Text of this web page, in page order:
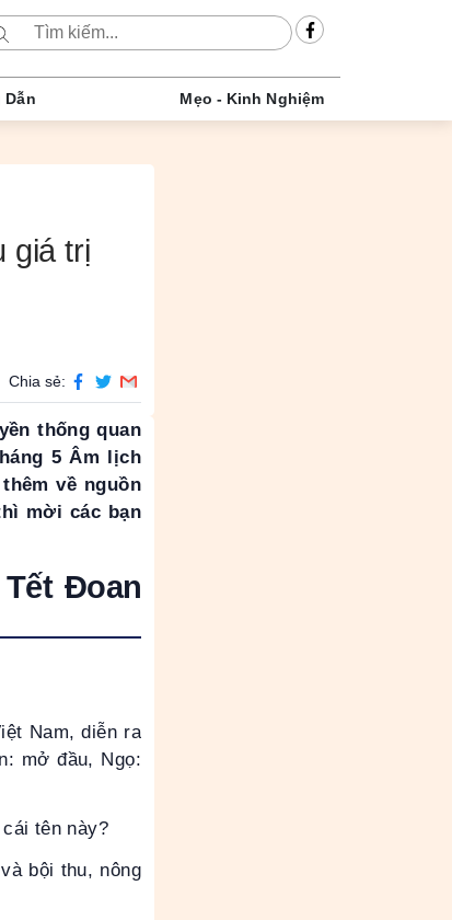
Dẫn Mẹo - Kinh Nghiệm
giá trị
Chia sẻ:
thống quan
5 Âm lịch
về nguồn
mời các bạn
Đoan
Nam, diễn ra
mở đầu, Ngọ:
tên này?
bội thu, nông